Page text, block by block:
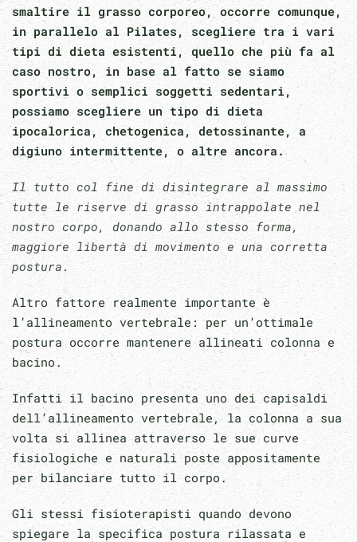
smaltire il grasso corporeo, occorre comunque,
in parallelo al Pilates, scegliere tra i vari
tipi di dieta esistenti, quello che più fa al
caso nostro, in base al fatto se siamo
sportivi o semplici soggetti sedentari,
possiamo scegliere un tipo di dieta
ipocalorica, chetogenica, detossinante, a
digiuno intermittente, o altre ancora.
Il tutto col fine di disintegrare al massimo
tutte le riserve di grasso intrappolate nel
nostro corpo, donando allo stesso forma,
maggiore libertà di movimento e una corretta
postura.
Altro fattore realmente importante è
l’allineamento vertebrale: per un’ottimale
postura occorre mantenere allineati colonna e
bacino.
Infatti il bacino presenta uno dei capisaldi
dell’allineamento vertebrale, la colonna a sua
volta si allinea attraverso le sue curve
fisiologiche e naturali poste appositamente
per bilanciare tutto il corpo.
Gli stessi fisioterapisti quando devono
spiegare la specifica postura rilassata e